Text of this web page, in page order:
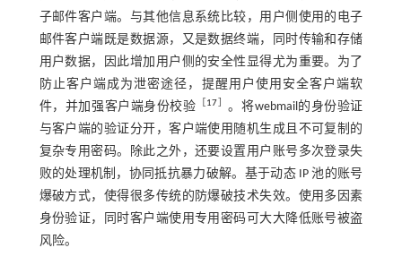
子邮件客户端。与其他信息系统比较，用户侧使用的电子
邮件客户端既是数据源，又是数据终端，同时传输和存储
用户数据，因此增加用户侧的安全性显得尤为重要。为了
防止客户端成为泄密途径，提醒用户使用安全客户端软
件，并加强客户端身份校验
17
。将webmail的身份验证
与客户端的验证分开，客户端使用随机生成且不可复制的
复杂专用密码。除此之外，还要设置用户账号多次登录失
败的处理机制，协同抵抗暴力破解。基于动态 IP 池的账号
爆破方式，使得很多传统的防爆破技术失效。使用多因素
身份验证，同时客户端使用专用密码可大大降低账号被盗
风险。